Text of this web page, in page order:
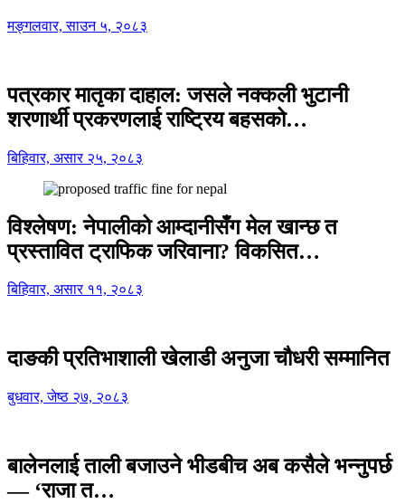
मङ्गलवार, साउन ५, २०८३
पत्रकार मातृका दाहाल: जसले नक्कली भुटानी
शरणार्थी प्रकरणलाई राष्ट्रिय बहसको…
बिहिवार, असार २५, २०८३
विश्लेषण: नेपालीको आम्दानीसँग मेल खान्छ त
प्रस्तावित ट्राफिक जरिवाना? विकसित…
बिहिवार, असार ११, २०८३
दाङकी प्रतिभाशाली खेलाडी अनुजा चौधरी सम्मानित
बुधवार, जेष्ठ २७, २०८३
बालेनलाई ताली बजाउने भीडबीच अब कसैले भन्नुपर्छ
— ‘राजा त…